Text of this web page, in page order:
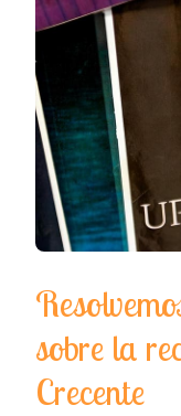
sobre la
Crecente